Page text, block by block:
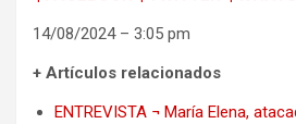
14/08/2024 – 3:05 pm
+ Artículos relacionados
ENTREVISTA ¬ María Elena,